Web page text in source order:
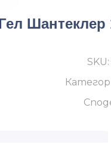
Шантеклер
SKU: